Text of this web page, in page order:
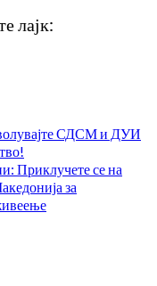
лајк:
СДСМ и ДУИ
Приклучете се на
за